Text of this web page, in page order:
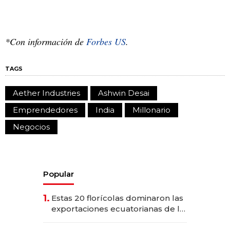
*Con información de Forbes US.
TAGS
Aether Industries
Ashwin Desai
Emprendedores
India
Millonario
Negocios
Popular
1. Estas 20 florícolas dominaron las
exportaciones ecuatorianas de la